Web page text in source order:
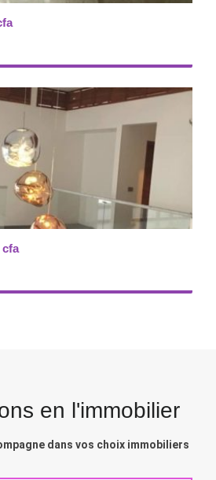
cfa
en l'immobilier
dans vos choix immobiliers